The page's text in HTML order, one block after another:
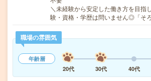
＼未経験から安定した働き方を目指
験・資格・学歴は問いません◎「そ
職場の雰囲気
年齢層
20代
30代 40代